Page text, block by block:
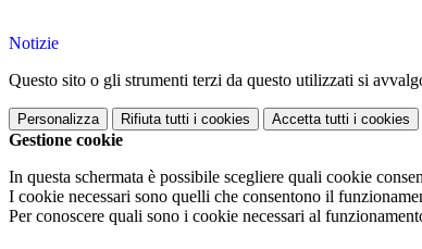
Notizie
Questo sito o gli strumenti terzi da questo utilizzati si
Personalizza Rifiuta tutti i cookies Accetta tutti i cookies
Gestione cookie
In questa schermata è possibile scegliere quali cookie
I cookie necessari sono quelli che consentono il
Per conoscere quali sono i cookie necessari al